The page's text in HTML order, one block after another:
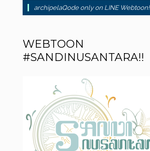
archipelaQode only on LINE Webtoon!
WEBTOON
#SANDINUSANTARA!!